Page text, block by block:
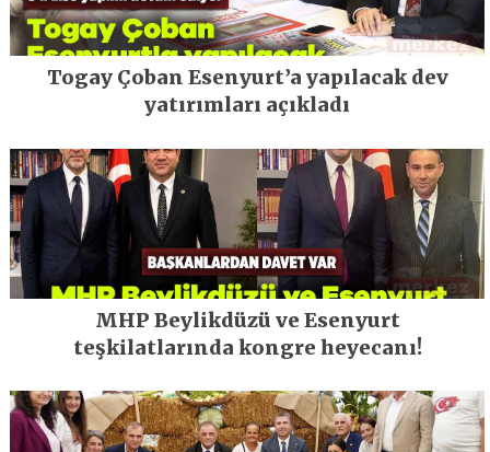
Togay Çoban Esenyurt’a yapılacak dev
yatırımları açıkladı
MHP Beylikdüzü ve Esenyurt
teşkilatlarında kongre heyecanı!